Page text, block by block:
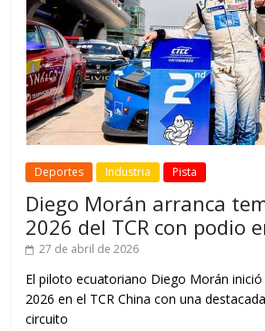
Deportes Industria Pista
Diego Morán arranca
2026 del TCR con podio
27 de abril de 2026
El piloto ecuatoriano Diego Morán
2026 en el TCR China con una
circuito